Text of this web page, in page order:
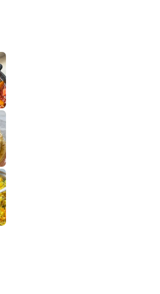
. גולש המרקלחי תירס צרובים על מחבת עם
נשנושי פרגיות
לחם מחבת שהוא שילוב של מופלטה וספינז׳, רעיון מעול
פסטל טוניסאי
למתכון
פיצה של תשעת הימים ולמה היא נקראת